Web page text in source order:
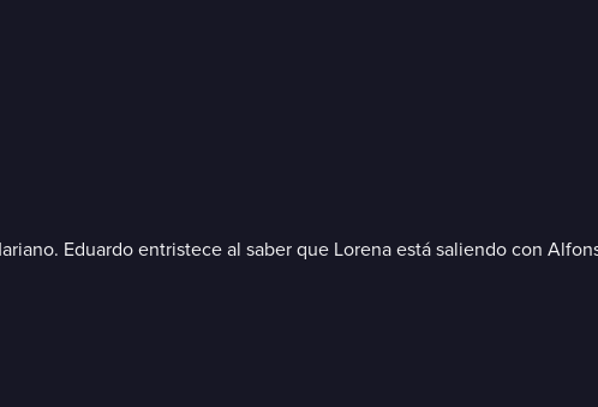
Eduardo entristece al saber que Lorena está saliendo con